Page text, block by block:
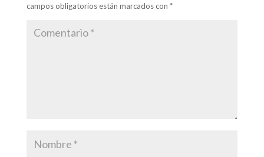
campos obligatorios están marcados con *